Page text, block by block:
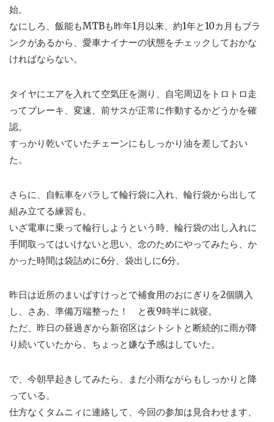
始。
なにしろ、飯能もMTBも昨年1月以来、約1年と10カ月もブラ
ンクがあるから、愛車ナイナーの状態をチェックしておかな
ければならない。
タイヤにエアを入れて空気圧を測り、自宅周辺をトロトロ走
ってブレーキ、変速、前サスが正常に作動するかどうかを確
認。
すっかり乾いていたチェーンにもしっかり油を差しておい
た。
さらに、自転車をバラして輪行袋に入れ、輪行袋から出して
組み立てる練習も。
いざ電車に乗って輪行しようという時、輪行袋の出し入れに
手間取ってはいけないと思い、念のためにやってみたら、か
かった時間は袋詰めに6分、袋出しに6分。
昨日は近所のまいばすけっとで補食用のおにぎりを2個購入
し、さあ、準備万端整った！ と夜9時半に就寝。
ただ、昨日の昼過ぎから新宿区はシトシトと断続的に雨が降
り続いていたから、ちょっと嫌な予感はしていた。
で、今朝早起きしてみたら、まだ小雨ながらもしっかりと降
っている。
仕方なくタムニィに連絡して、今回の参加は見合わせます、